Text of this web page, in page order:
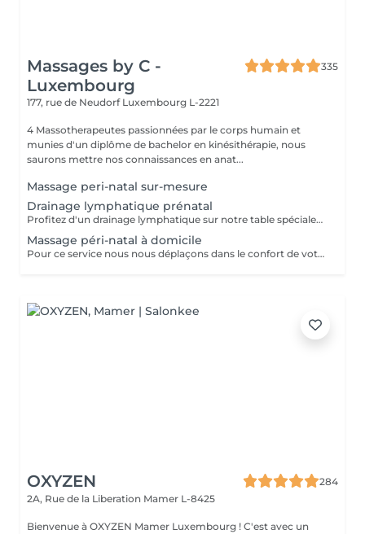
Massages by C -
Luxembourg
335
177, rue de Neudorf Luxembourg L-2221
4 Massotherapeutes passionnées par le corps humain et
munies d'un diplôme de bachelor en kinésithérapie, nous
saurons mettre nos connaissances en anat...
Massage peri-natal sur-mesure
Drainage lymphatique prénatal
Profitez d'un drainage lymphatique sur notre table spécialement conçues pour nos clientes enceintes Avec des coussins amovibles, vous pourrez de nouveau vous allonger sur le ventre pour profiter pleinement de votre drainage, du premier au dernier trimestre
Massage péri-natal à domicile
Pour ce service nous nous déplaçons dans le confort de votre domicile avec notre table péri-natale Déplacement à Luxembourg ville ou alentours proches uniquement Le but du massage sera d'adapter la séance de sorte à vous permettre de profiter pleinement d'un massage normal, en vous allongeant notamment sur le ventre grâce à un espace prévu pour le ventre dans la table. Ainsi nous ne masserons pas votre ventre mais les zones musculaires de votre choix en fonction de vos douleurs, tensions, ou rétention. Le massage durera entre 1h et 1h30 (selon votre réservation) et débutera après notre temps de trajet et installation. Ainsi pour un rendez-vous pris à 12h, prévoyez que le massage commence vers 12h30.
OXYZEN
284
2A, Rue de la Liberation Mamer L-8425
Bienvenue à OXYZEN Mamer Luxembourg ! C'est avec un